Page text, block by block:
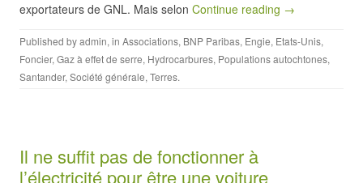
exportateurs de GNL. Mais selon Continue reading →
Published byadmin, in Associations, BNP Paribas, Engie, Etats-Unis,
Foncier, Gaz à effet de serre, Hydrocarbures, Populations autochtones,
Santander, Société générale, Terres.
Il ne suffit pas de fonctionner à
l’électricité pour être une voiture